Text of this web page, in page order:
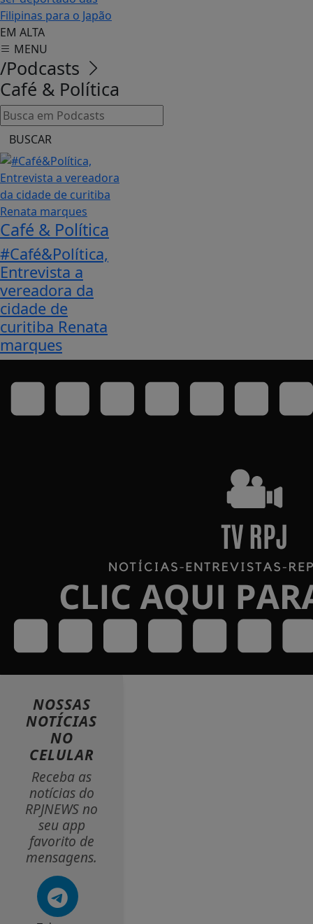
Filipinas para o Japão
EM ALTA
MENU
/Podcasts
Café & Política
BUSCAR
Café & Política
#Café&Política,
Entrevista a
vereadora da
cidade de
curitiba Renata
marques
NOSSAS
NOTÍCIAS
NO
CELULAR
Receba as
notícias do
RPJNEWS no
seu app
favorito de
mensagens.